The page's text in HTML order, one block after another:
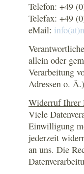
Telefon: +49
Telefax: +49
eMail:
allein oder
Verarbeitung
Adressen o.
Widerruf Ihrer
Viele
Einwilligung
jederzeit
an uns. Die